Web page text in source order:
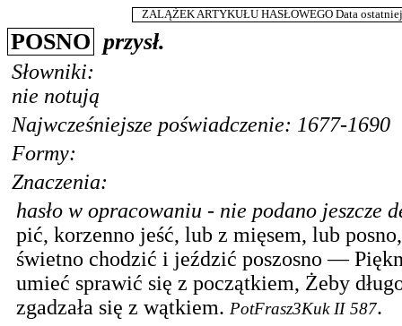
ZALĄŻEK ARTYKUŁU HASŁOWEGO Data
POSNO przysł.
Słowniki:
nie notują
Najwcześniejsze poświadczenie: 1677-1690
Formy:
Znaczenia:
hasło w opracowaniu - nie podano jeszcze
pić, korzenno jeść, lub z mięsem, lub
świetno chodzić i jeździć poszosno —
umieć sprawić się z początkiem, Żeby
zgadzała się z wątkiem. PotFrasz3Kuk II 587.